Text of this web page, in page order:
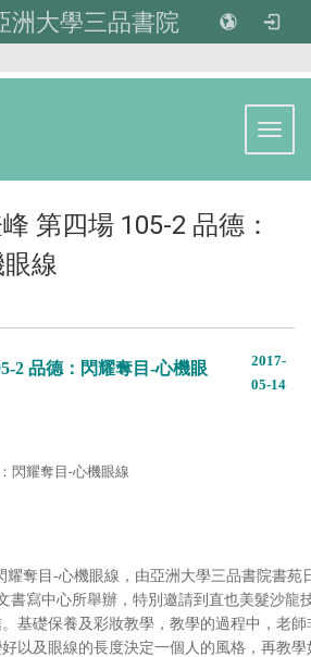
洲大學三品書院
第四場 105-2 品德：
線
2 品德：閃耀奪目-心機眼
2017-
05-14
閃耀奪目-心機眼線
耀奪目-心機眼線，由亞洲大學三品書院書苑
書寫中心所舉辦，特別邀請到直也美髮沙
基礎保養及彩妝教學，教學的過程中，老
以及眼線的長度決定一個人的風格，再教